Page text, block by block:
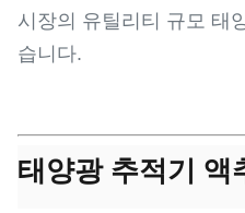
시장의 유틸리티 규모 태
습니다.
태양광 추적기 액